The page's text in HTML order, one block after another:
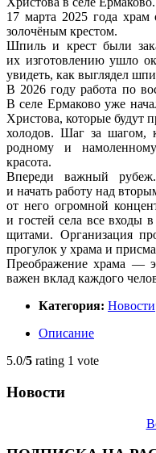
17 марта 2025 года
золочёным крестом.
Шпиль и крест были
их изготовлению ушло
увидеть, как выглядел
В 2026 году работа по
В селе Ермаково уже
Христова, которые будут
холодов. Шаг за шагом,
родному и
красота.
Впереди важный
и начать работу над
от него огромной
и гостей села все входы
щитами. Организация
прогулок у храма и
Преображение храма —
важен вклад каждого
Категория: Новости
Описание
5.0/5 rating 1 vote
Новости